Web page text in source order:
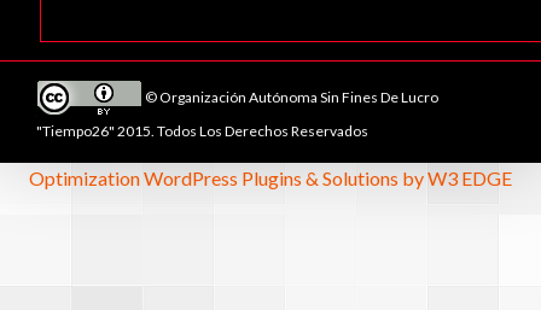
© Organización Autónoma Sin Fines De Lucro
"Tiempo26" 2015. Todos Los Derechos Reservados
Optimization WordPress Plugins & Solutions by W3 EDGE